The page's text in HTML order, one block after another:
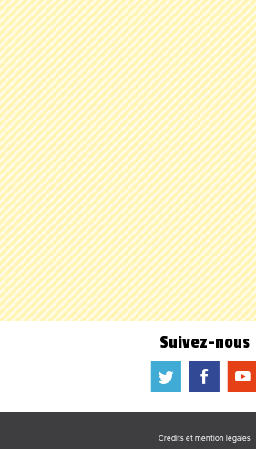
Suivez-nous
a b f
Crédits et mention légales